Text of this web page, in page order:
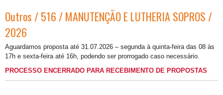
Outros / 516 / MANUTENÇÃO E LUTHERIA SOPROS /
2026
Aguardamos proposta até 31.07.2026 – segunda à quinta-feira das 08 às
17h e sexta-feira até 16h, podendo ser prorrogado caso necessário.
PROCESSO ENCERRADO PARA RECEBIMENTO DE PROPOSTAS